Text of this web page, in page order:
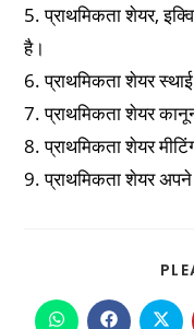
5. प्राथमिकता शेयर,
है।
6. प्राथमिकता शेयर
7. प्राथमिकता शेयर
8. प्राथमिकता शेयर
9. प्राथमिकता शेयर